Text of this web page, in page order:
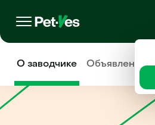
О заводчике Объявления